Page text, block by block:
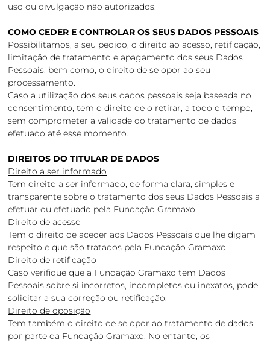
uso ou divulgação não autorizados.
COMO CEDER E CONTROLAR OS SEUS DADOS PESSOAIS
Possibilitamos, a seu pedido, o direito ao acesso, retificação,
limitação de tratamento e apagamento dos seus Dados
Pessoais, bem como, o direito de se opor ao seu
processamento.
Caso a utilização dos seus dados pessoais seja baseada no
consentimento, tem o direito de o retirar, a todo o tempo,
sem comprometer a validade do tratamento de dados
efetuado até esse momento.
DIREITOS DO TITULAR DE DADOS
Direito a ser informado
Tem direito a ser informado, de forma clara, simples e
transparente sobre o tratamento dos seus Dados Pessoais a
efetuar ou efetuado pela Fundação Gramaxo.
Direito de acesso
Tem o direito de aceder aos Dados Pessoais que lhe digam
respeito e que são tratados pela Fundação Gramaxo.
Direito de retificação
Caso verifique que a Fundação Gramaxo tem Dados
Pessoais sobre si incorretos, incompletos ou inexatos, pode
solicitar a sua correção ou retificação.
Direito de oposição
Tem também o direito de se opor ao tratamento de dados
por parte da Fundação Gramaxo. No entanto, os